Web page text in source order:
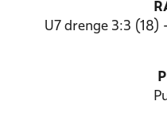
U7 drenge 3:3